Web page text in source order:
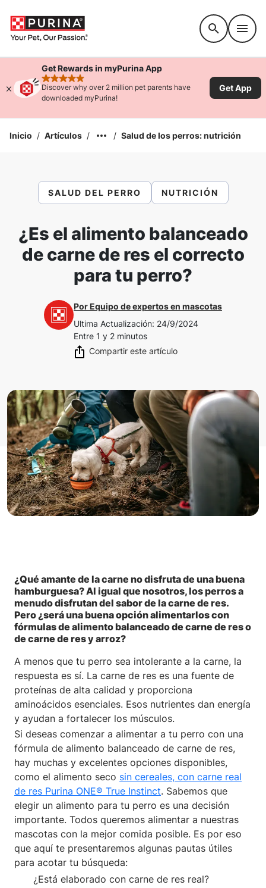
Get Rewards in myPurina App
rated 4.9 stars
Discover why over 2 million pet parents have
downloaded myPurina!
Get App
Inicio / Artículos / / Salud de los perros: nutrición
SALUD DEL PERRO NUTRICIÓN
¿Es el alimento balanceado
de carne de res el correcto
para tu perro?
PorEquipo de expertos en mascotas
Ultima Actualización: 24/9/2024
Entre 1 y 2 minutos
Compartir este artículo
¿Qué amante de la carne no disfruta de una buena
hamburguesa? Al igual que nosotros, los perros a
menudo disfrutan del sabor de la carne de res.
Pero ¿será una buena opción alimentarlos con
fórmulas de alimento balanceado de carne de res o
de carne de res y arroz?
A menos que tu perro sea intolerante a la carne, la
respuesta es sí. La carne de res es una fuente de
proteínas de alta calidad y proporciona
aminoácidos esenciales. Esos nutrientes dan energía
y ayudan a fortalecer los músculos.
Si deseas comenzar a alimentar a tu perro con una
fórmula de alimento balanceado de carne de res,
hay muchas y excelentes opciones disponibles,
como el alimento seco sin cereales, con carne real
de res Purina ONE® True Instinct. Sabemos que
elegir un alimento para tu perro es una decisión
importante. Todos queremos alimentar a nuestras
mascotas con la mejor comida posible. Es por eso
que aquí te presentaremos algunas pautas útiles
para acotar tu búsqueda:
¿Está elaborado con carne de res real?